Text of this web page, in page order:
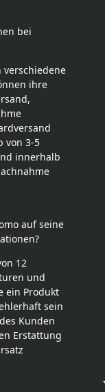
bei
verschiedene
ihre
von 3-5
innerhalb
auf seine
12
und
ein Produkt
sein
Kunden
Erstattung